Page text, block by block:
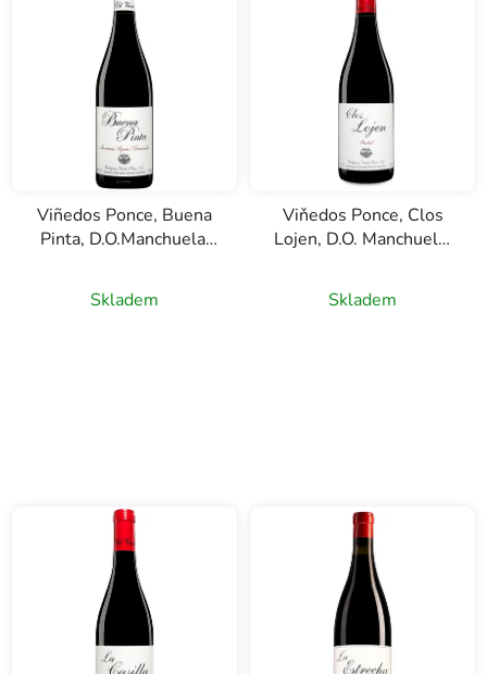
Viñedos Ponce, Buena
Pinta, D.O.Manchuela,
Skladem
Viňedos Ponce, Clos
Lojen, D.O. Manchuela,
Skladem